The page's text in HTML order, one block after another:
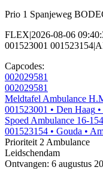
Prio 1 Spanjeweg
FLEX|2026-08-06
001523001
Capcodes:
002029581
002029581
Meldtafel Ambulance
001523001 • Den Haag
Spoed Ambulance 16-154
001523154 • Gouda •
Prioriteit 2 Ambulance
Leidschendam
Ontvangen: 6 augustus